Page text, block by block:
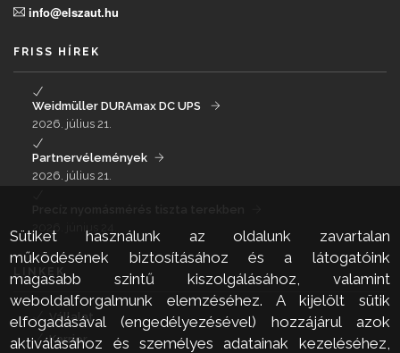
info@elszaut.hu
FRISS HÍREK
Weidmüller DURAmax DC UPS
2026. július 21.
Partnervélemények
2026. július 21.
LINKEK
Vállalat
Karrier
Sütiket használunk az oldalunk zavartalan
működésének biztosításához és a látogatóink
magasabb szintű kiszolgálásához, valamint
weboldalforgalmunk elemzéséhez. A kijelölt sütik
elfogadásával (engedélyezésével) hozzájárul azok
aktiválásához és személyes adatainak kezeléséhez,